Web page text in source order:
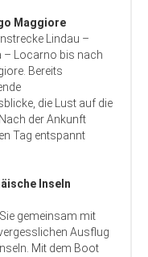
Maggiore
Lindau –
– Locarno bis nach
Bereits
die Lust auf die
der Ankunft
Tag entspannt
Inseln
gemeinsam mit
Ausflug
Mit dem Boot